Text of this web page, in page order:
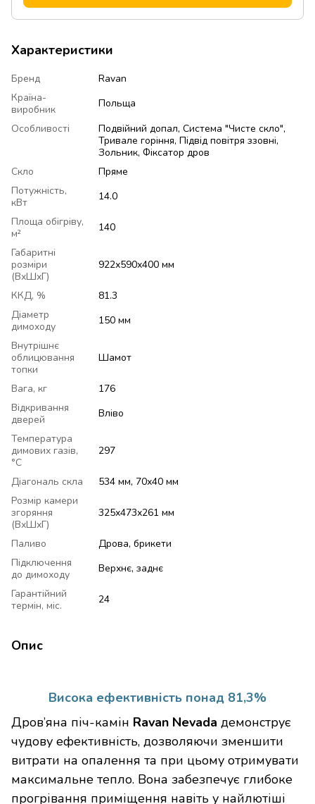
Характеристики
Бренд
Ravan
Країна-
виробник
Польща
Особливості
Подвійний допал, Система "Чисте скло",
Тривале горіння, Підвід повітря ззовні,
Зольник, Фіксатор дров
Скло
Пряме
Потужність,
кВт
14.0
Площа обігріву,
м²
140
Габаритні
розміри
(ВхШхГ)
922х590х400 мм
ККД, %
81.3
Діаметр
димоходу
150 мм
Внутрішнє
облицювання
топки
Шамот
Вага, кг
176
Відкривання
дверей
Вліво
Температура
димових газів,
°C
297
Діагональ скла
534 мм, 70х40 мм
Розмір камери
згоряння
(ВхШхГ)
325х473х261 мм
Паливо
Дрова, брикети
Підключення
до димоходу
Верхнє, заднє
Гарантійний
термін, міс.
24
Опис
Висока ефективність понад 81,3%
Дров’яна піч-камін Ravan Nevada демонструє
чудову ефективність, дозволяючи зменшити
витрати на опалення та при цьому отримувати
максимальне тепло. Вона забезпечує глибоке
прогрівання приміщення навіть у найлютіші